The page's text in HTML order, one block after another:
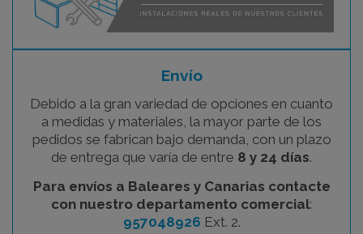
Envío
Debido a la gran variedad de opciones en cuanto
a medidas y materiales, la mayor parte de los
pedidos se fabrican bajo demanda, con un plazo
de entrega que varía de entre 8 y 24 días.
Para envíos a Baleares y Canarias contacte
con nuestro departamento comercial:
957048926 Ext. 2.